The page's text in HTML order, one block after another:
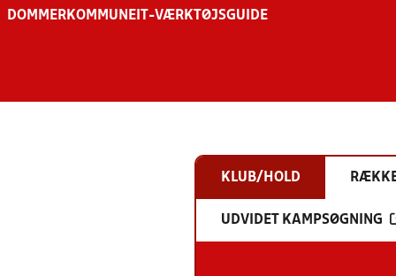
DOMMER KOMMUNE IT-VÆRKTØJSGUIDE
KLUB/HOLD
UDVIDET KAMPSØGNING